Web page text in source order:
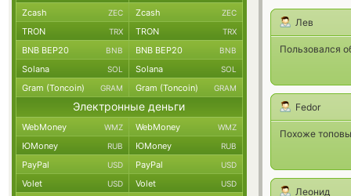
Лев
Пользовался
Fedor
Похоже
Леонид
Zcash ZEC Zcash ZEC
TRON TRX TRON TRX
BNB BEP20 BNB BNB BEP20 BNB
Solana SOL Solana SOL
Gram (Toncoin) GRAM Gram (Toncoin) GRAM
Электронные деньги
WebMoney WMZ WebMoney WMZ
ЮMoney RUB ЮMoney RUB
PayPal USD PayPal USD
Volet USD Volet USD